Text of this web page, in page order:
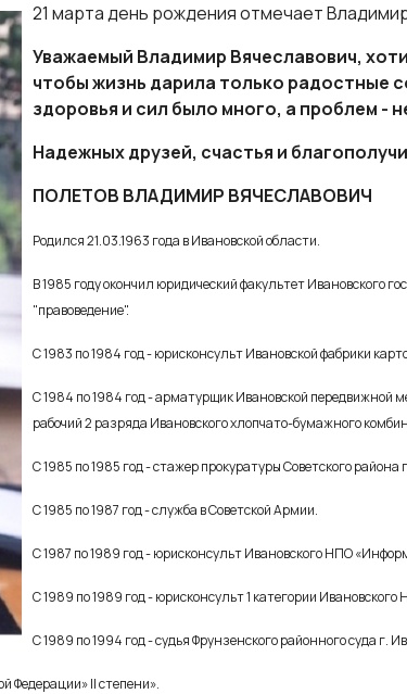
21 марта день рождения отмечает
Уважаемый Владимир Вячеславович,
чтобы жизнь дарила только радостные
здоровья и сил было много, а проблем -
Надежных друзей, счастья и
ПОЛЕТОВ ВЛАДИМИР ВЯЧЕСЛАВОВИЧ
Родился 21.03.1963 года в Ивановской области.
В 1985 году окончил юридический факультет Ивановского
"правоведение".
С 1983 по 1984 год - юрисконсульт Ивановской фабрики
С 1984 по 1984 год - арматурщик Ивановской передвижной
рабочий 2 разряда Ивановского хлопчато-бумажного
С 1985 по 1985 год - стажер прокуратуры Советского района
С 1985 по 1987 год - служба в Советской Армии.
С 1987 по 1989 год - юрисконсульт Ивановского НПО
С 1989 по 1989 год - юрисконсульт 1 категории
С 1989 по 1994 год - судья Фрунзенского районного суда г.
Федерации» II степени».